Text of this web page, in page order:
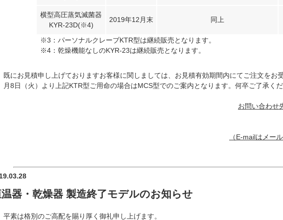
横型高圧蒸気滅菌器
KYR-23D(※4)
2019年12月末 同上
※3：パーソナルクレーブKTR型は継続販売となります。
※4：乾燥機能なしのKYR-23は継続販売となります。
既にお見積申し上げておりますお客様に関しましては、お見積有効期間内にてご注文をお
月8日（火）より上記KTR型ご用命の場合はMCS型でのご案内となります。何卒ご了承くだ
お問い合わせ
（E-mailは メー
器・乾燥器 製造終了モデルのお知らせ
平素は格別のご高配を賜り厚く御礼申し上げます。